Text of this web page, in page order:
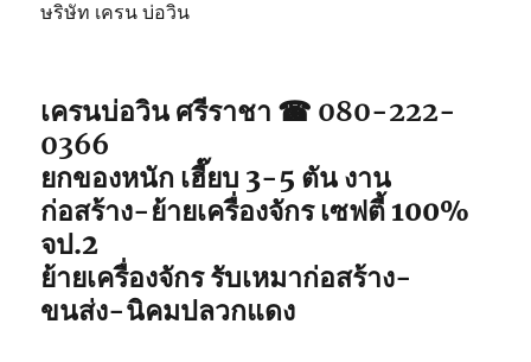
ษริษัท เครน บ่อวิน
เครนบ่อวิน ศรีราชา ☎ 080-222-
0366
ยกของหนัก เฮี๊ยบ 3-5 ตัน งาน
ก่อสร้าง-ย้ายเครื่องจักร เซฟตี้ 100%
จป.2
ย้ายเครื่องจักร รับเหมาก่อสร้าง-
ขนส่ง-นิคมปลวกแดง